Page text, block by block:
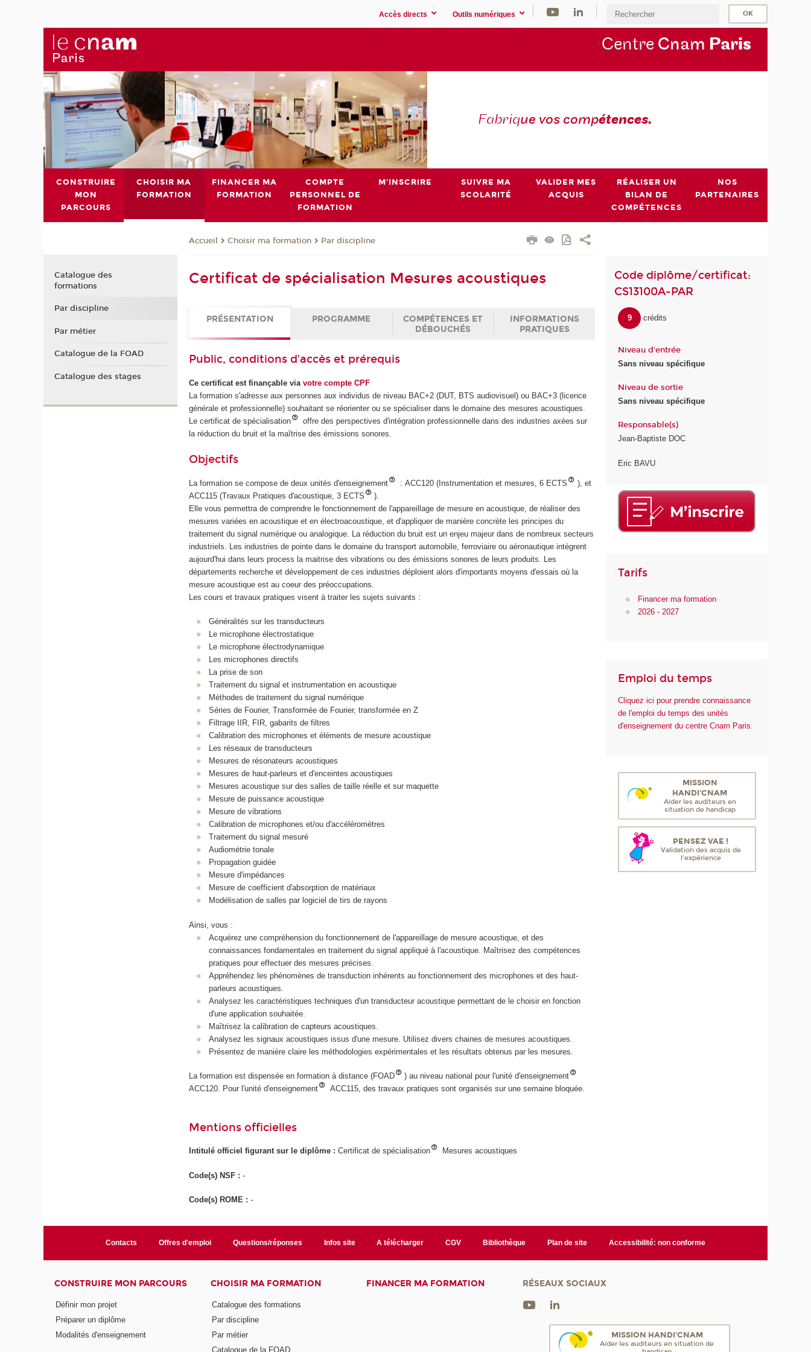
Accès directs Outils numériques
Centre Cnam Paris
Fabrique vos compétences.
CONSTRUIRE
MON
PARCOURS
CHOISIR MA
FORMATION
FINANCER MA
FORMATION
COMPTE
PERSONNEL DE
FORMATION
M'INSCRIRE
SUIVRE MA
SCOLARITÉ
VALIDER MES
ACQUIS
RÉALISER UN
BILAN DE
COMPÉTENCES
NOS
PARTENAIRES
Accueil Choisir ma formation Par discipline
Certificat de spécialisation Mesures acoustiques
PRÉSENTATION PROGRAMME
COMPÉTENCES ET
DÉBOUCHÉS
INFORMATIONS
PRATIQUES
Public, conditions d’accès et prérequis
Ce certificat est finançable viavotre compte CPF
La formation s'adresse aux personnes aux individus de niveau BAC+2 (DUT, BTS audiovisuel) ou BAC+3 (licence
générale et professionnelle) souhaitant se réorienter ou se spécialiser dans le domaine des mesures acoustiques.
Le certificat de spécialisation
offre des perspectives d'intégration professionnelle dans des industries axées sur
la réduction du bruit et la maîtrise des émissions sonores.
Objectifs
La formation se compose de deux unités d'enseignement : ACC120 (Instrumentation et mesures, 6 ECTS
), et
ACC115 (Travaux Pratiques d'acoustique, 3 ECTS
).
Elle vous permettra de comprendre le fonctionnement de l'appareillage de mesure en acoustique, de réaliser des
mesures variées en acoustique et en électroacoustique, et d'appliquer de manière concrète les principes du
traitement du signal numérique ou analogique. La réduction du bruit est un enjeu majeur dans de nombreux secteurs
industriels. Les industries de pointe dans le domaine du transport automobile, ferroviaire ou aéronautique intègrent
aujourd'hui dans leurs process la maitrise des vibrations ou des émissions sonores de leurs produits. Les
départements recherche et développement de ces industries déploient alors d'importants moyens d'essais où la
mesure acoustique est au coeur des préoccupations.
Les cours et travaux pratiques visent à traiter les sujets suivants :
Généralités sur les transducteurs
Le microphone électrostatique
Le microphone électrodynamique
Les microphones directifs
La prise de son
Traitement du signal et instrumentation en acoustique
Méthodes de traitement du signal numérique
Séries de Fourier, Transformée de Fourier, transformée en Z
Filtrage IIR, FIR, gabarits de filtres
Calibration des microphones et éléments de mesure acoustique
Les réseaux de transducteurs
Mesures de résonateurs acoustiques
Mesures de haut-parleurs et d'enceintes acoustiques
Mesures acoustique sur des salles de taille réelle et sur maquette
Mesure de puissance acoustique
Mesure de vibrations
Calibration de microphones et/ou d'accéléromètres
Traitement du signal mesuré
Audiométrie tonale
Propagation guidée
Mesure d'impédances
Mesure de coefficient d'absorption de matériaux
Modélisation de salles par logiciel de tirs de rayons
Ainsi, vous :
Acquérez une compréhension du fonctionnement de l'appareillage de mesure acoustique, et des
connaissances fondamentales en traitement du signal appliqué à l'acoustique. Maîtrisez des compétences
pratiques pour effectuer des mesures précises.
Appréhendez les phénomènes de transduction inhérents au fonctionnement des microphones et des haut-
parleurs acoustiques.
Analysez les caractéristiques techniques d'un transducteur acoustique permettant de le choisir en fonction
d'une application souhaitée.
Maîtrisez la calibration de capteurs acoustiques.
Analysez les signaux acoustiques issus d'une mesure. Utilisez divers chaines de mesures acoustiques.
Présentez de manière claire les méthodologies expérimentales et les résultats obtenus par les mesures.
La formation est dispensée en formation à distance (FOAD
) au niveau national pour l'unité d'enseignement
ACC120. Pour l'unité d'enseignement
ACC115, des travaux pratiques sont organisés sur une semaine bloquée.
Mentions officielles
Intitulé officiel figurant sur le diplôme :Certificat de spécialisation Mesures acoustiques
Code(s) NSF :-
Code(s) ROME :-
Code diplôme/certificat:
CS13100A-PAR
9 crédits
Niveau d'entrée
Sans niveau spécifique
Niveau de sortie
Sans niveau spécifique
Responsable(s)
Jean-Baptiste DOC
Eric BAVU
Tarifs
Financer ma formation
2026 - 2027
Emploi du temps
Cliquez ici pour prendre connaissance
de l'emploi du temps des unités
d'enseignement du centre Cnam Paris.
MISSION
HANDI'CNAM
Aider les auditeurs en
situation de handicap
PENSEZ VAE !
Validation des acquis de
l'expérience
Catalogue des
formations
Par discipline
Par métier
Catalogue de la FOAD
Catalogue des stages
Contacts Offres d'emploi Questions/réponses Infos site A télécharger CGV Bibliothèque Plan de site Accessibilité: non conforme
CONSTRUIRE MON PARCOURS
Définir mon projet
Préparer un diplôme
Modalités d'enseignement
CHOISIR MA FORMATION
Catalogue des formations
Par discipline
Par métier
Catalogue de la FOAD
FINANCER MA FORMATION RÉSEAUX SOCIAUX
MISSION HANDI'CNAM
Aider les auditeurs en situation de